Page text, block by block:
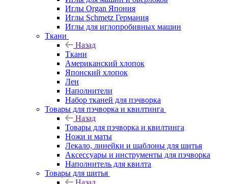
Иглы Organ Япония
Иглы Schmetz Германия
Иглы для иглопробивных машин
Ткани
Назад
Ткани
Американский хлопок
Японский хлопок
Лен
Наполнители
Набор тканей для пэчворка
Товары для пэчворка и квилтинга
Назад
Товары для пэчворка и квилтинга
Ножи и маты
Лекало, линейки и шаблоны для шитья
Аксессуары и инструменты для пэчворка
Наполнитель для квилта
Товары для шитья
Назад